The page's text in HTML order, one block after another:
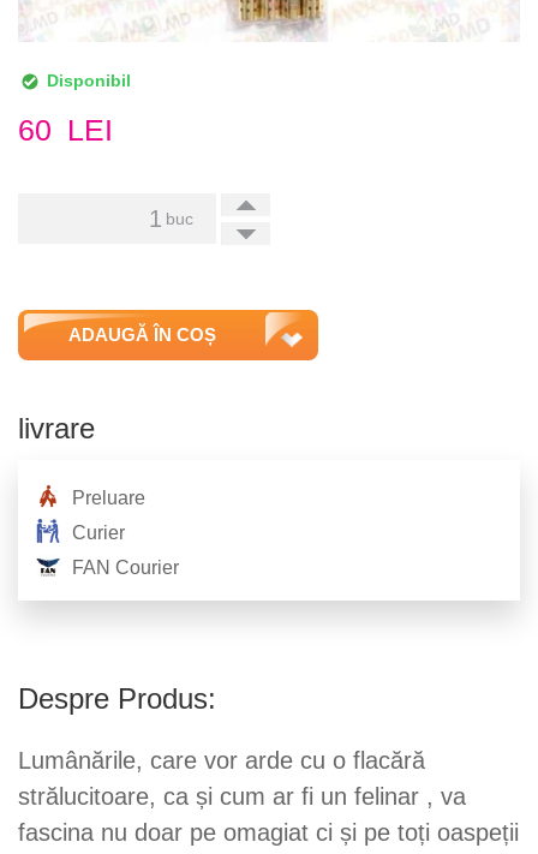
Disponibil
60 LEI
+
-
buc
ADAUGĂ ÎN COȘ
livrare
Preluare
Curier
FAN Courier
Despre Produs:
Lumânările, care vor arde cu o flacără
strălucitoare, ca și cum ar fi un felinar , va
fascina nu doar pe omagiat ci și pe toți oaspeții